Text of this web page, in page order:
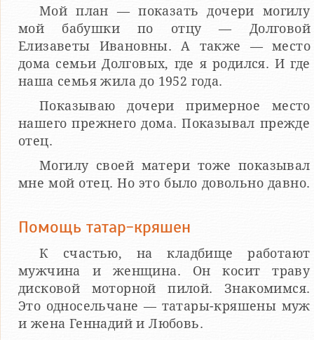
Мой план — показать дочери могилу
мой бабушки по отцу — Долговой
Елизаветы Ивановны. А также — место
дома семьи Долговых, где я родился. И где
наша семья жила до 1952 года.
Показываю дочери примерное место
нашего прежнего дома. Показывал прежде
отец.
Могилу своей матери тоже показывал
мне мой отец. Но это было довольно давно.
Помощь татар-кряшен
К счастью, на кладбище работают
мужчина и женщина. Он косит траву
дисковой моторной пилой. Знакомимся.
Это односельчане — татары-кряшены муж
и жена Геннадий и Любовь.